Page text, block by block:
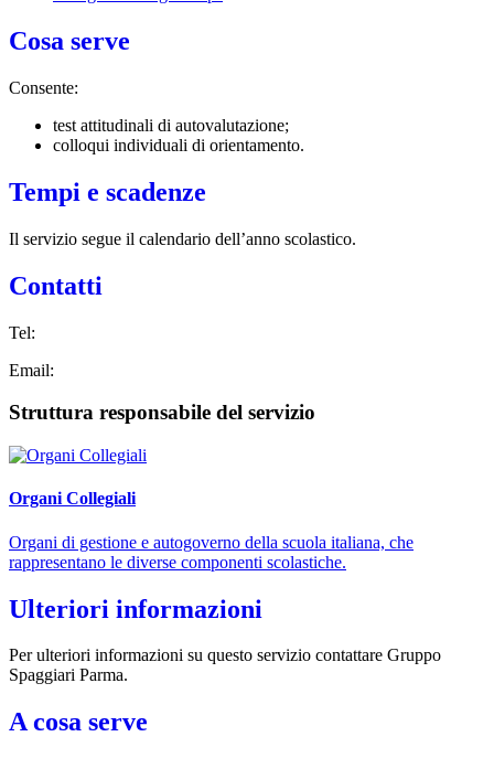
Cosa serve
Consente:
test attitudinali di autovalutazione;
colloqui individuali di orientamento.
Tempi e scadenze
Il servizio segue il calendario dell’anno scolastico.
Contatti
Tel:
Email:
Struttura responsabile del servizio
Organi Collegiali
Organi di gestione e autogoverno della scuola italiana, che
rappresentano le diverse componenti scolastiche.
Ulteriori informazioni
Per ulteriori informazioni su questo servizio contattare Gruppo
Spaggiari Parma.
A cosa serve